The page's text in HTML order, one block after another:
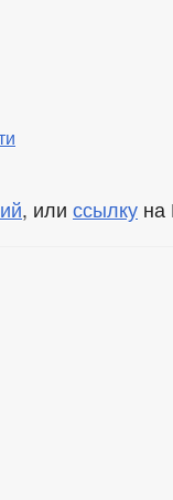
, или ссылку на